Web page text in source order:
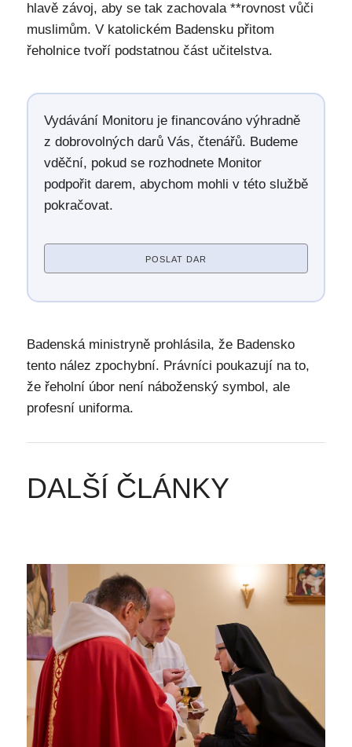
hlavě závoj, aby se tak zachovala **rovnost vůči
muslimům. V katolickém Badensku přitom
řeholnice tvoří podstatnou část učitelstva.
Vydávání Monitoru je financováno výhradně
z dobrovolných darů Vás, čtenářů. Budeme
vděční, pokud se rozhodnete Monitor
podpořit darem, abychom mohli v této službě
pokračovat.
POSLAT DAR
Badenská ministryně prohlásila, že Badensko
tento nález zpochybní. Právníci poukazují na to,
že řeholní úbor není náboženský symbol, ale
profesní uniforma.
DALŠÍ ČLÁNKY